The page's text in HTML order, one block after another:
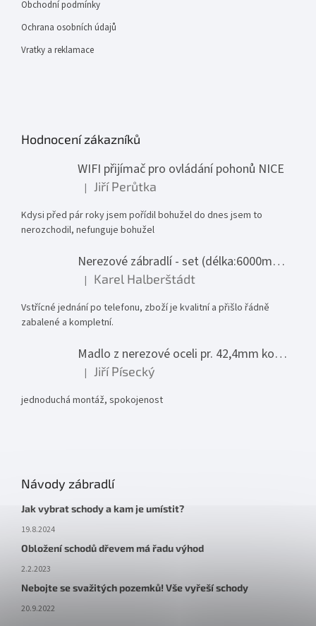
Obchodní podmínky
Ochrana osobních údajů
Vratky a reklamace
Hodnocení zákazníků
WIFI přijímač pro ovládání pohonů NICE
Hodnocení produktu je 1 z 5 hvězdiček.
| Jiří Perůtka
Kdysi před pár roky jsem pořídil bohužel do dnes jsem to
nerozchodil, nefunguje bohužel
Nerezové zábradlí - set (délka:6000mm x výška:1000mm)
Hodnocení produktu je 5 z 5 hvězdiček.
| Karel Halberštádt
Vstřícné jednání po telefonu, zboží je kvalitní a přišlo řádně
zabalené a kompletní.
Madlo z nerezové oceli pr. 42,4mm komplet - model 0116 - 3000mm
Hodnocení produktu je 5 z 5 hvězdiček.
| Jiří Písecký
jednoduchá montáž, spokojenost
Návody zábradlí
Jak vybrat schody a kam je umístit?
19.8.2024
Obložení schodů dřevem má řadu výhod
2.2.2023
Nebojte se svažitých pozemků! Vše vyřeší schody
20.9.2022